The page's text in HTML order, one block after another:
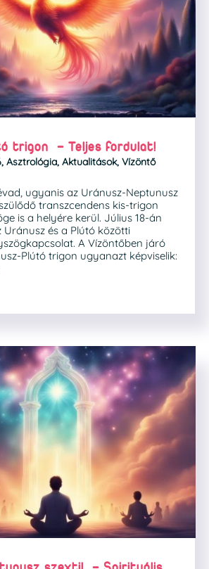
trigon – Teljes fordulat!
, Asztrológia, Aktualitások, Vízöntő
ugyanis az Uránusz-Neptunusz
transzcendens kis-trigon
is a helyére kerül. Július 18-án
és a Plútó közötti
A Vízöntőben járó
Plútó trigon ugyanazt képviselik: